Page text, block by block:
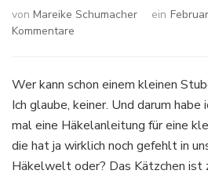
von Mareike Schumacher ein
Kommentare
häkeln
Wer kann schon einem kleinen
Ich glaube, keiner. Und darum habe
mal eine Häkelanleitung für eine
die hat ja wirklich noch gefehlt in
Häkelwelt oder? Das Kätzchen ist